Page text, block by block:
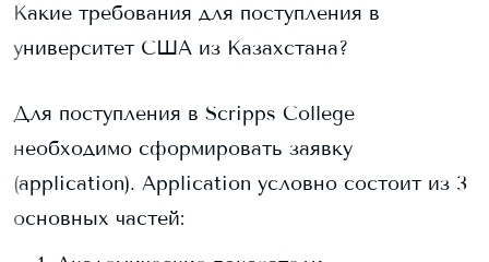
Какие требования для поступления в
университет США из Казахстана?
Для поступления в Scripps College
необходимо сформировать заявку
(application). Application условно состоит из 3
основных частей: